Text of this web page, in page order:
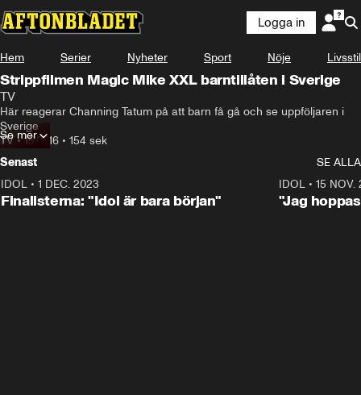
Logga in
Hem Serier Nyheter Sport Nöje Livsstil
Strippfilmen Magic Mike XXL barntillåten i Sverige
TV
Här reagerar Channing Tatum på att barn få gå och se uppföljaren i
Sverige
TV •15.07.16 • 154 sek
Se mer
Senast
SE ALLA
IDOL • 1 DEC. 2023
Finalisterna: "Idol är bara början"
IDOL• 15 NOV.
"Jag